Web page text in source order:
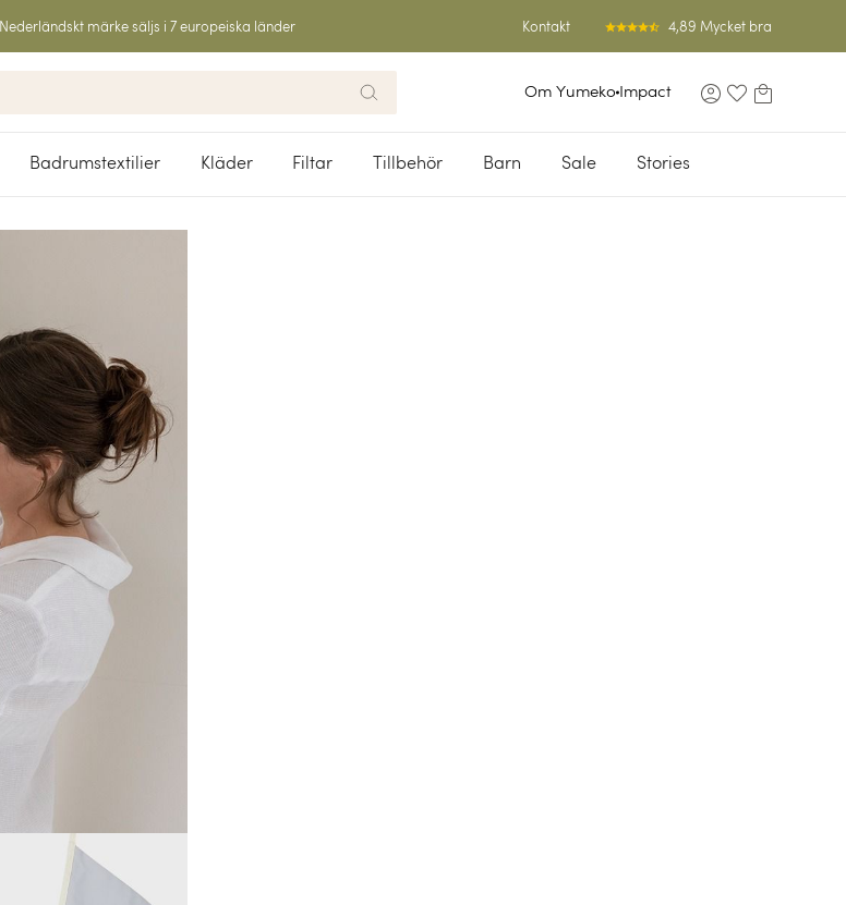
Nederländskt märke säljs i 7 europeiska länder Kontakt 4,89 Mycket bra
Om Yumeko Impact
Badrumstextilier Kläder Filtar Tillbehör Barn Sale Stories